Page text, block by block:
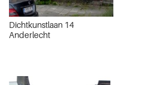
Dichtkunstlaan 14
Anderlecht